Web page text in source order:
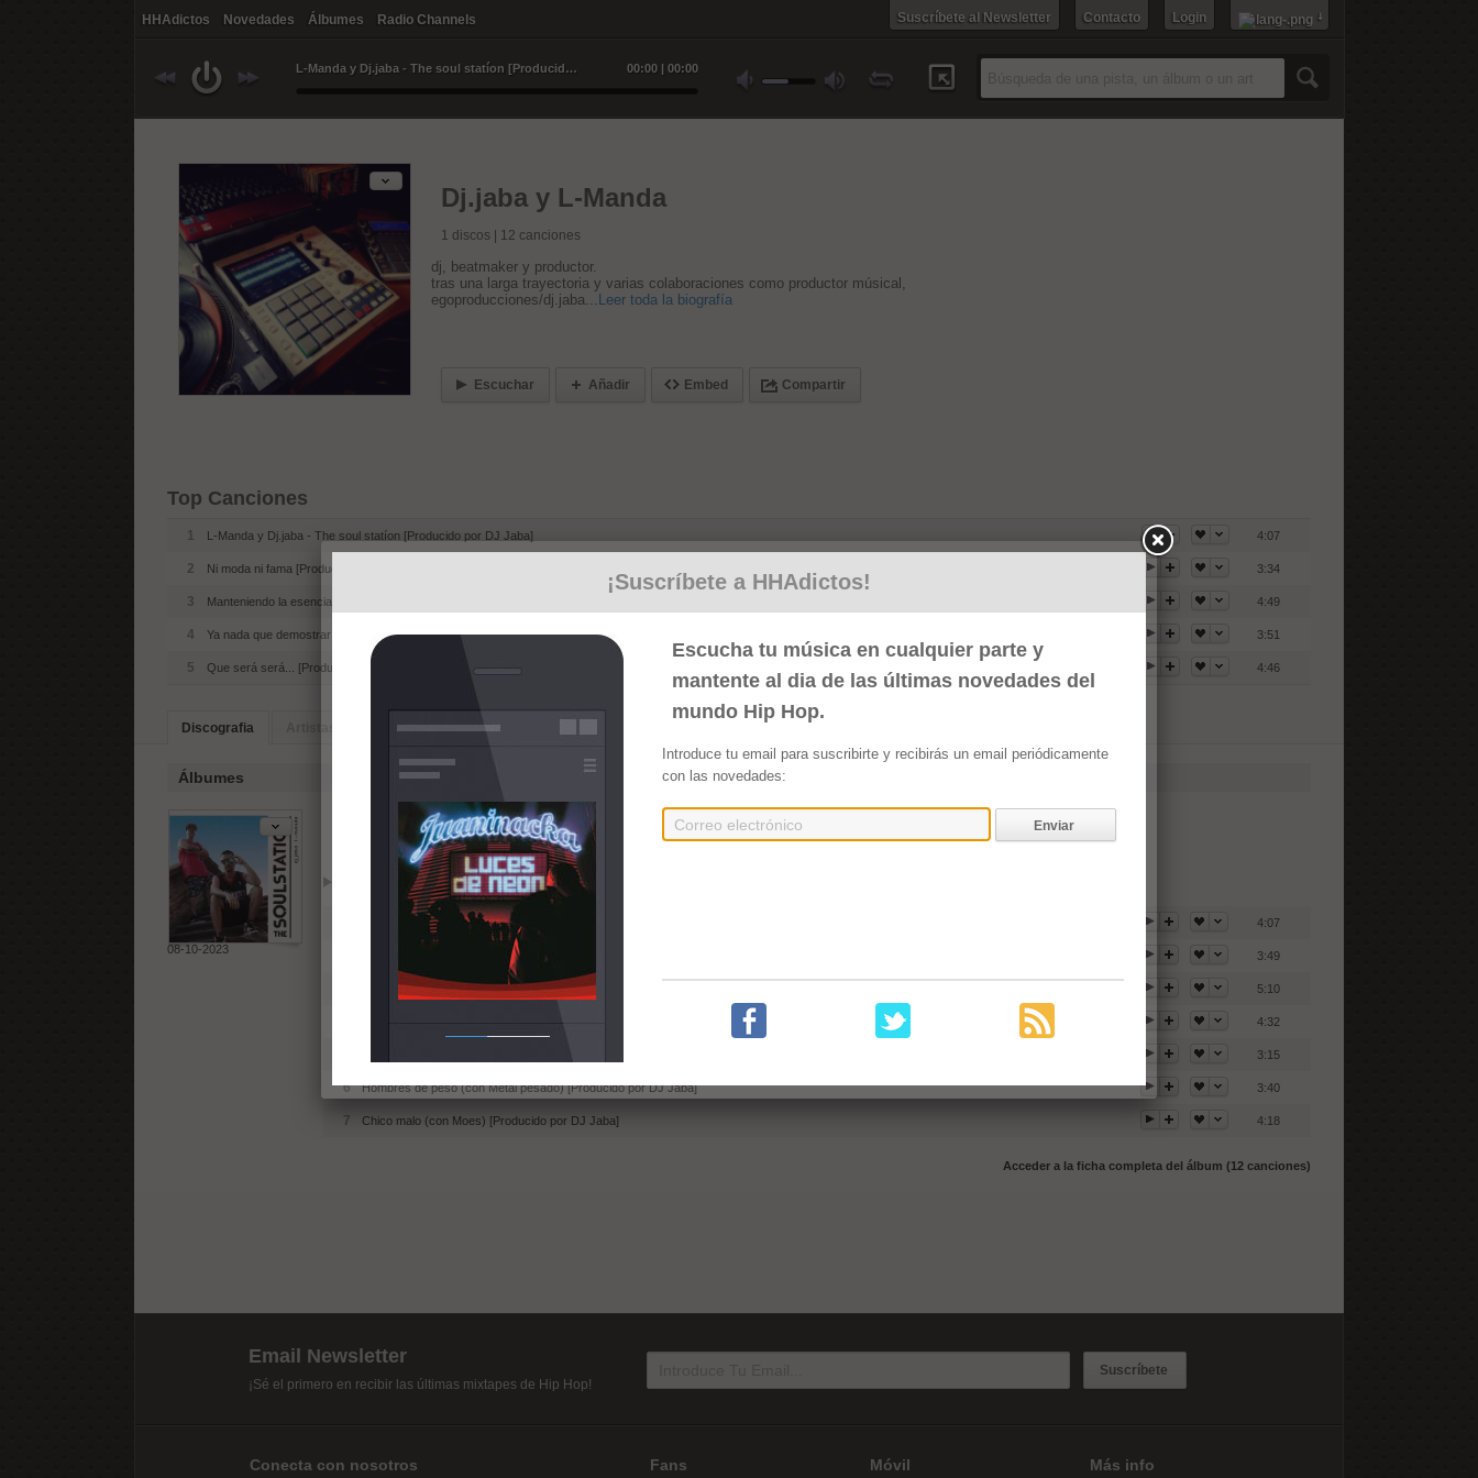
HHAdictos Novedades Álbumes Radio Channels Login
Contacto
Suscríbete al Newsletter
L-Manda y Dj.jaba - The soul statíon [Producido por DJ Jaba] - Dj.jaba y L-Manda 00:00 | 00:00
Dj.jaba y L-Manda
1 discos | 12 canciones
dj, beatmaker y productor.
tras una larga trayectoria y varias colaboraciones como productor músical,
egoproducciones/dj.jaba... Leer toda la biografía
Escuchar Añadir Embed Compartir
Top Canciones
1 L-Manda y Dj.jaba - The soul statíon [Producido por DJ Jaba] 4:07
2 Ni moda ni fama [Producido por DJ Jaba] 3:34
3 Manteniendo la esencia (con Sacx One, Mr pincho y Bigches) [Producido por DJ Jaba] 4:49
4 Ya nada que demostrar (con FJ Ramos) [Producido por DJ Jaba] 3:51
5 Que será será... [Producido por DJ Jaba] 4:46
Discografia Artistas Similares Biografia
Álbumes
08-10-2023
The Soul Station (2023)
Añadir Embed
L-Manda y Dj.jaba - The soul statíon [Producido por DJ Jaba] 4:07
Espíritu de mc (con Mamvella) [Producido por DJ Jaba] 3:49
La familia va primero [Producido por DJ Jaba] 5:10
Cuantas veces... (con Mr.Pincho) [Producido por DJ Jaba] 4:32
3:15
6 Hombres de peso (con Metal pesado) [Producido por DJ Jaba] 3:40
7 Chico malo (con Moes) [Producido por DJ Jaba] 4:18
Acceder a la ficha completa del álbum (12 canciones)
Email Newsletter
¡Sé el primero en recibir las últimas mixtapes de Hip Hop!
Suscríbete
Conecta con nosotros Fans Móvil Más info
¡Suscríbete a HHAdictos!
Escucha tu música en cualquier parte y
mantente al dia de las últimas novedades del
mundo Hip Hop.
Introduce tu email para suscribirte y recibirás un email periódicamente
con las novedades:
Enviar